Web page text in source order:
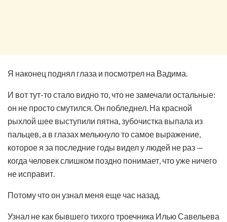
Я наконец поднял глаза и посмотрел на Вадима.
И вот тут-то стало видно то, что не замечали остальные:
он не просто смутился. Он побледнел. На красной
рыхлой шее выступили пятна, зубочистка выпала из
пальцев, а в глазах мелькнуло то самое выражение,
которое я за последние годы видел у людей не раз —
когда человек слишком поздно понимает, что уже ничего
не исправит.
Потому что он узнал меня еще час назад.
Узнал не как бывшего тихого троечника Илью Савельева